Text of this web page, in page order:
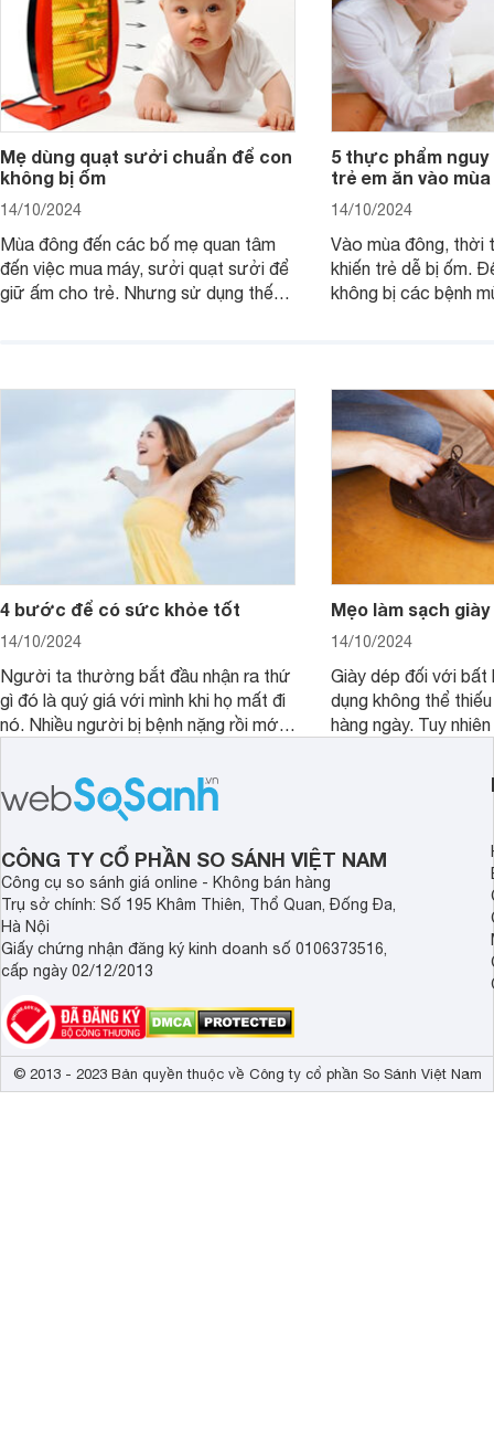
Mẹ dùng quạt sưởi chuẩn để con
không bị ốm
14/10/2024
Mùa đông đến các bố mẹ quan tâm
đến việc mua máy, sưởi quạt sưởi để
giữ ấm cho trẻ. Nhưng sử dụng thế
5 thực phẩm
trẻ em ăn vào
14/10/2024
Vào mùa đông, thời
khiến trẻ dễ bị ốm.
không bị các bệnh
4 bước để có sức khỏe tốt
14/10/2024
Người ta thường bắt đầu nhận ra thứ
gì đó là quý giá với mình khi họ mất đi
nó. Nhiều người bị bệnh nặng rồi mới
giá nhất. Hãy chăm sóc sức khỏe của
mình mỗi ngày theo cách khoa học
nhất để có một cuộc sống tốt đẹp và
hạnh phúc hơn.
Mẹo làm sạch giày
14/10/2024
Giày dép đối với bất
dụng không thể
hàng ngày. Tuy
giày bạn cần phải
CÔNG TY CỔ PHẦN SO SÁNH VIỆT NAM
Công cụ so sánh giá online - Không bán hàng
Trụ sở chính: Số 195 Khâm Thiên, Thổ Quan, Đống Đa,
Hà Nội
Giấy chứng nhận đăng ký kinh doanh số 0106373516,
cấp ngày 02/12/2013
© 2013 - 2023 Bản quyền thuộc về Công ty cổ phần So Sánh Việt Nam